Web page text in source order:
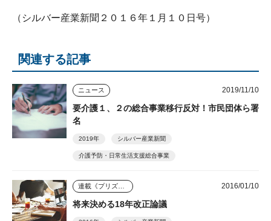
（シルバー産業新聞２０１６年１月１０日号）
関連する記事
ニュース 2019/11/10
要介護１、２の総合事業移行反対！市民団体ら署
名
2019年 シルバー産業新聞
介護予防・日常生活支援総合事業
2016/01/10
将来決める18年改正論議